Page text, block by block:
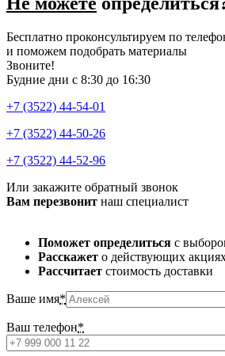
Бесплатно проконсультируем по
и поможем подобрать материалы
Звоните!
Будние дни с 8:30 до 16:30
+7 (3522) 44-54-01
+7 (3522) 44-50-26
+7 (3522) 44-52-96
Или закажите обратный звонок
Вам перезвонит наш специалист
Поможет определиться с
Расскажет о действующих
Рассчитает стоимость доставки
Ваше имя*
Ваш телефон*